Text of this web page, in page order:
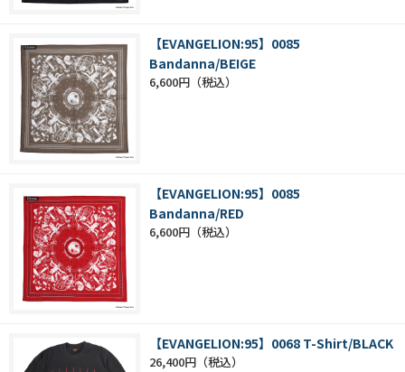
【EVANGELION:95】0085
Bandanna/BEIGE
6,600円
【EVANGELION:95】0085
Bandanna/RED
6,600円
【EVANGELION:95】0068 T-Shirt/BLACK
26,400円